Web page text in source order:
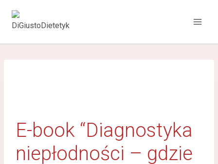
E-book “Diagnostyka
niepłodności – gdzie